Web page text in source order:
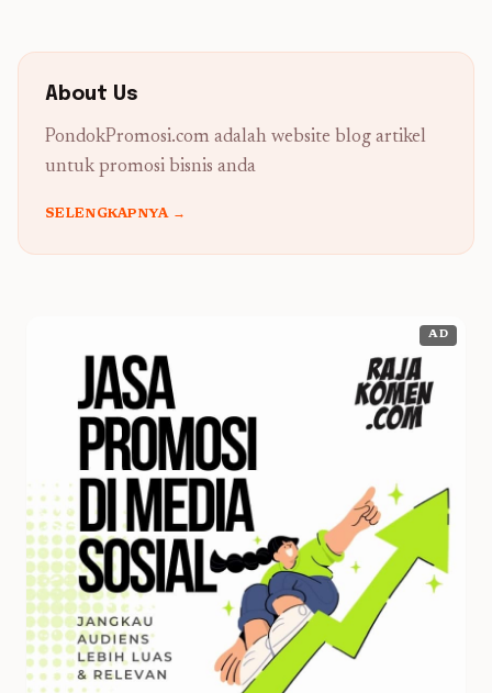
About Us
PondokPromosi.com adalah website blog artikel
untuk promosi bisnis anda
SELENGKAPNYA →
AD